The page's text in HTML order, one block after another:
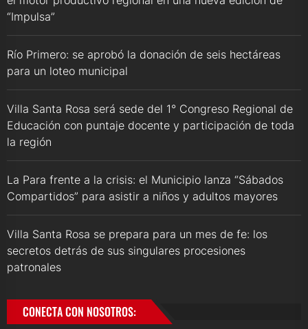
“Impulsa”
Río Primero: se aprobó la donación de seis hectáreas
para un loteo municipal
Villa Santa Rosa será sede del 1° Congreso Regional de
Educación con puntaje docente y participación de toda
la región
La Para frente a la crisis: el Municipio lanza “Sábados
Compartidos” para asistir a niños y adultos mayores
Villa Santa Rosa se prepara para un mes de fe: los
secretos detrás de sus singulares procesiones
patronales
CONECTA CON NOSOTROS: